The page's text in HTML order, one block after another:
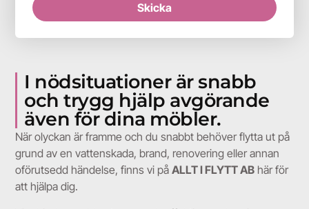
Skicka
I nödsituationer är snabb
och trygg hjälp avgörande
även för dina möbler.
När olyckan är framme och du snabbt behöver flytta ut på
grund av en vattenskada, brand, renovering eller annan
oförutsedd händelse, finns vi påALLT I FLYTT AB här för
att hjälpa dig.